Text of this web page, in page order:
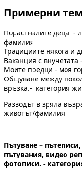
Примерни
Порастналите деца -
фамилия
Традициите някога и
Ваканция с
Моите предци - моя
Общуване между
връзка.- категория
Разводът в зряла
животът/фамилия
Пътуване –
пътувания, видео
фотописи. -